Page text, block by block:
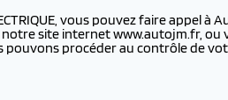
vous pouvez faire appel
site internet www.autojm.fr,
procéder au contrôle de